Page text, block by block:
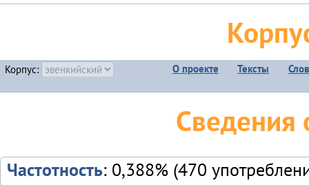
Корпус: О проекте Тексты
Сведения
Частотность: 0,388% (470